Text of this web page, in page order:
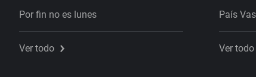
Por fin no es lunes
Ver todo
País
Ver todo